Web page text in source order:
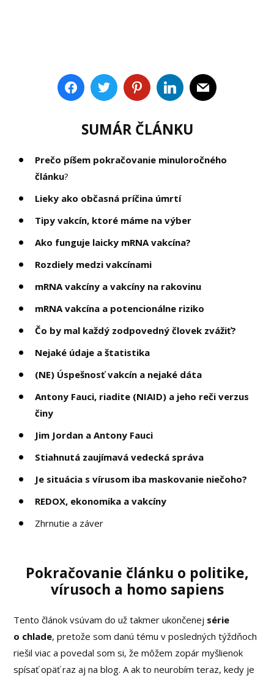
SUMÁR ČLÁNKU
Prečo píšem pokračovanie minuloročného
článku?
Lieky ako občasná príčina úmrtí
Tipy vakcín, ktoré máme na výber
Ako funguje laicky mRNA vakcína?
Rozdiely medzi vakcínami
mRNA vakcíny a vakcíny na rakovinu
mRNA vakcína a potencionálne riziko
Čo by mal každý zodpovedný človek zvážiť?
Nejaké údaje a štatistika
(NE) Úspešnosť vakcín a nejaké dáta
Antony Fauci, riadite (NIAID) a jeho reči verzus
činy
Jim Jordan a Antony Fauci
Stiahnutá zaujímavá vedecká správa
Je situácia s vírusom iba maskovanie niečoho?
REDOX, ekonomika a vakcíny
Zhrnutie a záver
Pokračovanie článku o politike,
vírusoch a homo sapiens
Tento článok vsúvam do už takmer ukončenej série
o chlade, pretože som danú tému v posledných týždňoch
riešil viac a povedal som si, že môžem zopár myšlienok
spísať opäť raz aj na blog. A ak to neurobím teraz, kedy je